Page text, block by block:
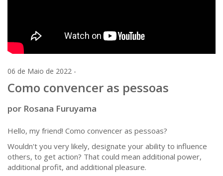
06 de Maio de 2022 -
Como convencer as pessoas
por Rosana Furuyama
Hello, my friend! Como convencer as pessoas?
Wouldn't you very likely, designate your ability to influence
others, to get action? That could mean additional power,
additional profit, and additional pleasure.